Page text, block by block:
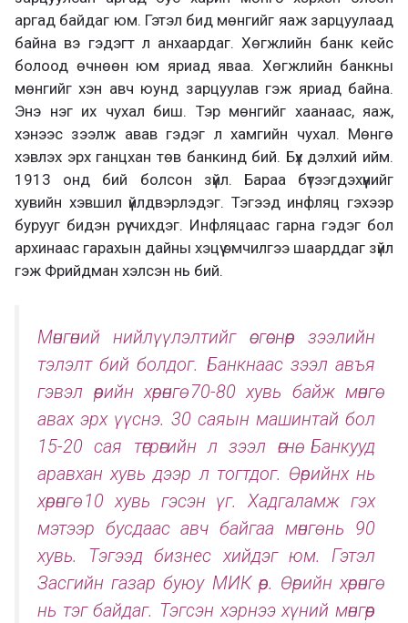
аргад байдаг юм. Гэтэл бид мөнгийг яаж зарцуулаад
байна вэ гэдэгт л анхаардаг. Хөгжлийн банк кейс
болоод өчнөөн юм яриад яваа. Хөгжлийн банкны
мөнгийг хэн авч юунд зарцуулав гэж яриад байна.
Энэ нэг их чухал биш. Тэр мөнгийг хаанаас, яаж,
хэнээс зээлж авав гэдэг л хамгийн чухал. Мөнгө
хэвлэх эрх ганцхан төв банкинд бий. Бүх дэлхий ийм.
1913 онд бий болсон зүйл. Бараа бүтээгдэхүүнийг
хувийн хэвшил үйлдвэрлэдэг. Тэгээд инфляц гэхээр
бурууг бидэн рүү чихдэг. Инфляцаас гарна гэдэг бол
архинаас гарахын дайны хэцүү эмчилгээ шаарддаг зүйл
гэж Фрийдман хэлсэн нь бий.
Мөнгөний нийлүүлэлтийг өсгөснөөр зээлийн
тэлэлт бий болдог. Банкнаас зээл авъя
гэвэл өөрийн хөрөнгө 70-80 хувь байж мөнгө
авах эрх үүснэ. 30 саяын машинтай бол
15-20 сая төгрөгийн л зээл өгнө. Банкууд
аравхан хувь дээр л тогтдог. Өөрийнх нь
хөрөнгө 10 хувь гэсэн үг. Хадгаламж гэх
мэтээр бусдаас авч байгаа мөнгө нь 90
хувь. Тэгээд бизнес хийдэг юм. Гэтэл
Засгийн газар буюу МИК өөр. Өөрийн хөрөнгө
нь тэг байдаг. Тэгсэн хэрнээ хүний мөнгөөр